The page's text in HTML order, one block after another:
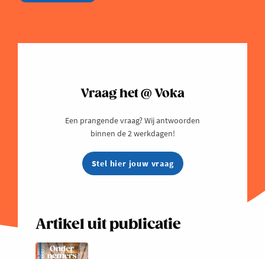
Vraag het @ Voka
Een prangende vraag? Wij antwoorden
binnen de 2 werkdagen!
Stel hier jouw vraag
Artikel uit publicatie